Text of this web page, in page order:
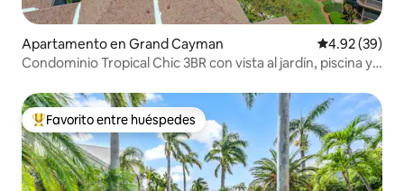
Apartamento en Grand Cayman Calificación
4.92 (39)
Condominio Tropical Chic 3BR con vista al jardín, piscina y
Favorito entre huéspedes preferido
Favorito entre huéspedes